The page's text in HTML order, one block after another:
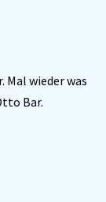
Mal wieder was
Bar.